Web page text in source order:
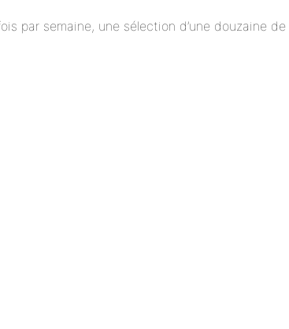
par semaine, une sélection d’une douzaine